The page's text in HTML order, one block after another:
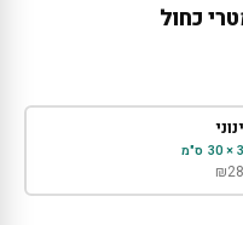
כחול
₪